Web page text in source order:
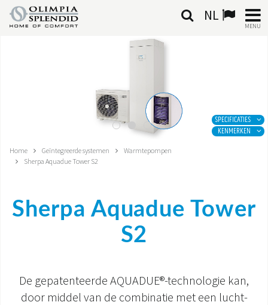
NL
MENU
LUCHTBEHANDELING
GEÏNTEGREERDE SYSTEMEN
DOCUMENTATIE PRODUCTEN
SPECIFICATIES
KENMERKEN
Home Geïntegreerde systemen
Warmtepompen
Sherpa Aquadue Tower S2
Sherpa Aquadue Tower
S2
De gepatenteerde AQUADUE®-technologie kan,
door middel van de combinatie met een lucht-